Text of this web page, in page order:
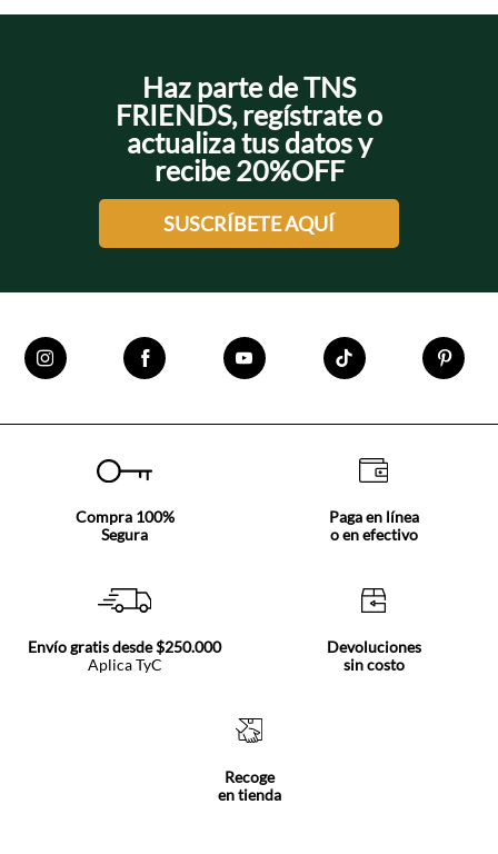
Haz parte de TNS
FRIENDS, regístrate o
actualiza tus datos y
recibe 20%OFF
SUSCRÍBETE AQUÍ
Compra 100%
Segura
Paga en línea
o en efectivo
Envío gratis desde $250.000
Aplica TyC
Devoluciones
sin costo
Recoge
en tienda